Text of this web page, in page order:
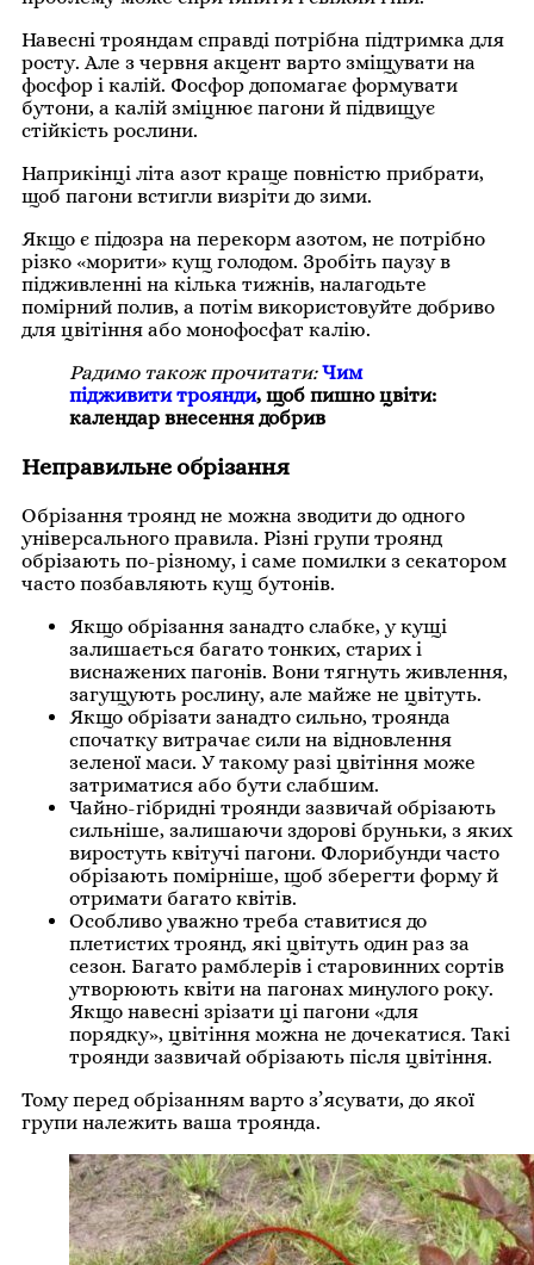
Навесні трояндам справді потрібна підтримка для
росту. Але з червня акцент варто зміщувати на
фосфор і калій. Фосфор допомагає формувати
бутони, а калій зміцнює пагони й підвищує
стійкість рослини.
Наприкінці літа азот краще повністю прибрати,
щоб пагони встигли визріти до зими.
Якщо є підозра на перекорм азотом, не потрібно
різко «морити» кущ голодом. Зробіть паузу в
підживленні на кілька тижнів, налагодьте
помірний полив, а потім використовуйте добриво
для цвітіння або монофосфат калію.
Радимо також прочитати:Чим
підживити троянди, щоб пишно цвіти:
календар внесення добрив
Неправильне обрізання
Обрізання троянд не можна зводити до одного
універсального правила. Різні групи троянд
обрізають по-різному, і саме помилки з секатором
часто позбавляють кущ бутонів.
Якщо обрізання занадто слабке, у кущі
залишається багато тонких, старих і
виснажених пагонів. Вони тягнуть живлення,
загущують рослину, але майже не цвітуть.
Якщо обрізати занадто сильно, троянда
спочатку витрачає сили на відновлення
зеленої маси. У такому разі цвітіння може
затриматися або бути слабшим.
Чайно-гібридні троянди зазвичай обрізають
сильніше, залишаючи здорові бруньки, з яких
виростуть квітучі пагони. Флорибунди часто
обрізають помірніше, щоб зберегти форму й
отримати багато квітів.
Особливо уважно треба ставитися до
плетистих троянд, які цвітуть один раз за
сезон. Багато рамблерів і старовинних сортів
утворюють квіти на пагонах минулого року.
Якщо навесні зрізати ці пагони «для
порядку», цвітіння можна не дочекатися. Такі
троянди зазвичай обрізають після цвітіння.
Тому перед обрізанням варто з’ясувати, до якої
групи належить ваша троянда.